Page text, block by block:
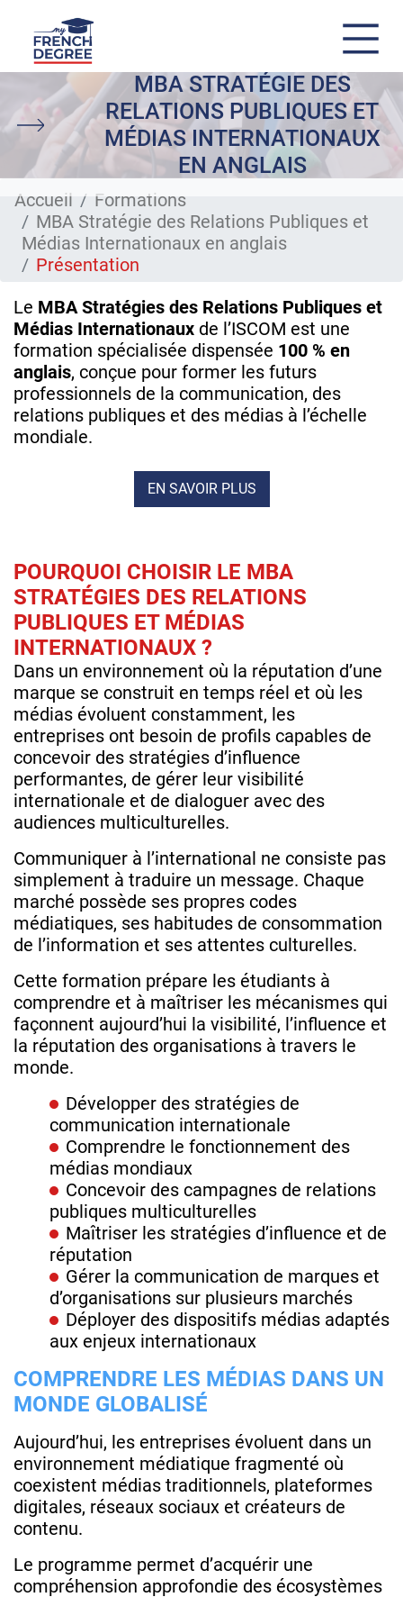
contenu
principal
MBA STRATÉGIE DES
RELATIONS PUBLIQUES ET
MÉDIAS INTERNATIONAUX
EN ANGLAIS
Accueil
Formations
MBA Stratégie des Relations Publiques et
Médias Internationaux en anglais
Présentation
Le MBA Stratégies des Relations Publiques et
Médias Internationaux de l’ISCOM est une
formation spécialisée dispensée 100 % en
anglais, conçue pour former les futurs
professionnels de la communication, des
relations publiques et des médias à l’échelle
mondiale.
EN SAVOIR PLUS
POURQUOI CHOISIR LE MBA
STRATÉGIES DES RELATIONS
PUBLIQUES ET MÉDIAS
INTERNATIONAUX ?
Dans un environnement où la réputation d’une
marque se construit en temps réel et où les
médias évoluent constamment, les
entreprises ont besoin de profils capables de
concevoir des stratégies d’influence
performantes, de gérer leur visibilité
internationale et de dialoguer avec des
audiences multiculturelles.
Communiquer à l’international ne consiste pas
simplement à traduire un message. Chaque
marché possède ses propres codes
médiatiques, ses habitudes de consommation
de l’information et ses attentes culturelles.
Cette formation prépare les étudiants à
comprendre et à maîtriser les mécanismes qui
façonnent aujourd’hui la visibilité, l’influence et
la réputation des organisations à travers le
monde.
Développer des stratégies de
communication internationale
Comprendre le fonctionnement des
médias mondiaux
Concevoir des campagnes de relations
publiques multiculturelles
Maîtriser les stratégies d’influence et de
réputation
Gérer la communication de marques et
d’organisations sur plusieurs marchés
Déployer des dispositifs médias adaptés
aux enjeux internationaux
COMPRENDRE LES MÉDIAS DANS UN
MONDE GLOBALISÉ
Aujourd’hui, les entreprises évoluent dans un
environnement médiatique fragmenté où
coexistent médias traditionnels, plateformes
digitales, réseaux sociaux et créateurs de
contenu.
Le programme permet d’acquérir une
compréhension approfondie des écosystèmes